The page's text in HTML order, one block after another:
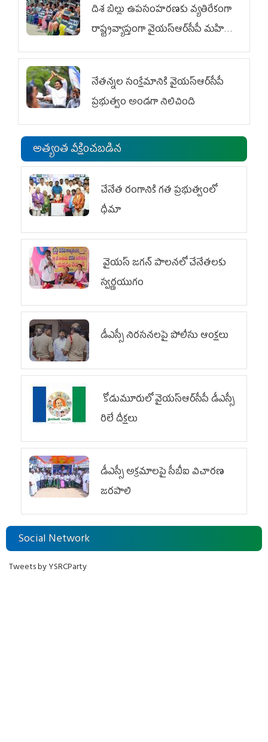
దిశ బిల్లు ఉపసంహరణకు వ్యతిరేకంగా
రాష్ట్రవ్యాప్తంగా వైయ‌స్ఆర్‌సీపీ మహిళా
విభాగం ఆందోళనలు
నేతన్నల సంక్షేమానికి వైయ‌స్ఆర్‌సీపీ
ప్రభుత్వం అండగా నిలిచింది
అత్యంత వీక్షించబడిన
చేనేత రంగానికి గత ప్రభుత్వంలో
ధీమా
వైయ‌స్ జగన్ పాలనలో చేనేతలకు
స్వర్ణయుగం
డీఎస్సీ నిరసనలపై పోలీసు ఆంక్షలు
కోడుమూరులో వైయ‌స్ఆర్‌సీపీ డీఎస్సీ
రిలే దీక్షలు
డీఎస్సీ అక్రమాలపై సీబీఐ విచారణ
జరపాలి
Social Network
Tweets by YSRCParty